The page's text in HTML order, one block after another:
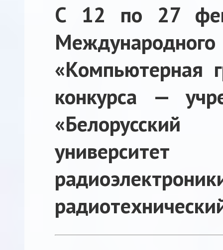
С 12 по 27
«Компьютерная
конкурса —